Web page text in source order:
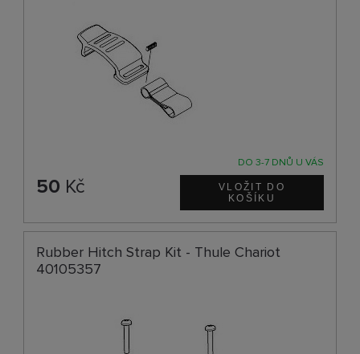
DO 3-7 DNŮ U VÁS
50 Kč
Rubber Hitch Strap Kit - Thule Chariot
40105357